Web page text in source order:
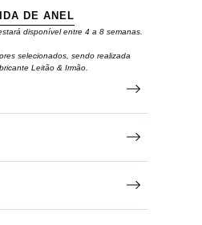
DE ANEL
disponível entre 4 a 8 semanas.
selecionados, sendo realizada
Leitão & Irmão.